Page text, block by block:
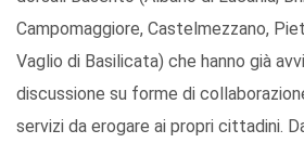
Campomaggiore, Castelmezzano,
Vaglio di Basilicata) che hanno già
discussione su forme di
servizi da erogare ai propri cittadini.